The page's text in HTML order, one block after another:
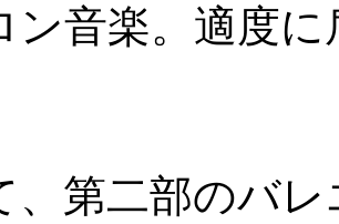
ン音楽。適度
、第二部のバ